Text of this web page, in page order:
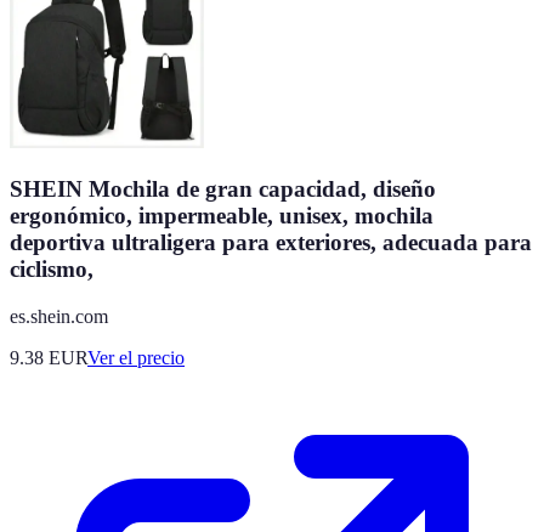
SHEIN Mochila de gran capacidad, diseño
ergonómico, impermeable, unisex, mochila
deportiva ultraligera para exteriores, adecuada para
ciclismo,
es.shein.com
9.38 EURVer el precio